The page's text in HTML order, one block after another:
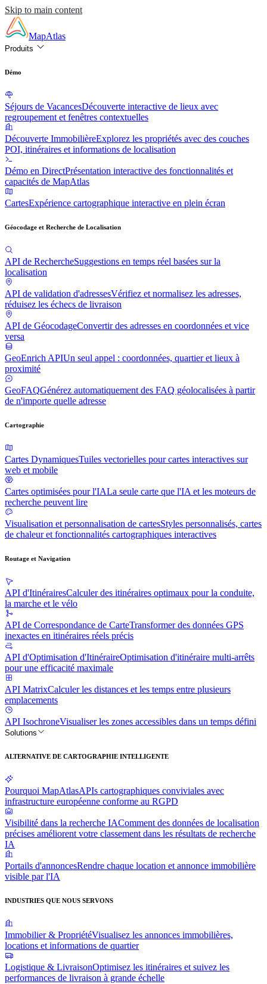
Skip to main content
MapAtlas
Produits
Démo
Séjours de VacancesDécouverte interactive de lieux avec
regroupement et fenêtres contextuelles
Découverte ImmobilièreExplorez les propriétés avec des couches
POI, itinéraires et informations de localisation
Démo en DirectPrésentation interactive des fonctionnalités et
capacités de MapAtlas
CartesExpérience cartographique interactive en plein écran
Géocodage et Recherche de Localisation
API de RechercheSuggestions en temps réel basées sur la
localisation
API de validation d'adressesVérifiez et normalisez les adresses,
réduisez les échecs de livraison
API de GéocodageConvertir des adresses en coordonnées et vice
versa
GeoEnrich APIUn seul appel : coordonnées, quartier et lieux à
proximité
GeoFAQGénérez automatiquement des FAQ géolocalisées à partir
de n'importe quelle adresse
Cartographie
Cartes DynamiquesTuiles vectorielles pour cartes interactives sur
web et mobile
Cartes optimisées pour l'IALa seule carte que l'IA et les moteurs de
recherche peuvent lire
Visualisation et personnalisation de cartesStyles personnalisés, cartes
de chaleur et fonctionnalités cartographiques interactives
Routage et Navigation
API d'ItinérairesCalculer des itinéraires optimaux pour la conduite,
la marche et le vélo
API de Correspondance de CarteTransformer des données GPS
inexactes en itinéraires réels précis
API d'Optimisation d'ItinéraireOptimisation d'itinéraire multi-arrêts
pour une efficacité maximale
API MatrixCalculer les distances et les temps entre plusieurs
emplacements
API IsochroneVisualiser les zones accessibles dans un temps défini
Solutions
ALTERNATIVE DE CARTOGRAPHIE INTELLIGENTE
Pourquoi MapAtlasAPIs cartographiques conviviales avec
infrastructure européenne conforme au RGPD
Visibilité dans la recherche IAComment des données de localisation
précises améliorent votre classement dans les résultats de recherche
IA
Portails d'annoncesRendre chaque location et annonce immobilière
visible par l'IA
INDUSTRIES QUE NOUS SERVONS
Immobilier & PropriétéVisualisez les annonces immobilières,
locations et informations de quartier
Logistique & LivraisonOptimisez les itinéraires et suivez les
performances de livraison à grande échelle